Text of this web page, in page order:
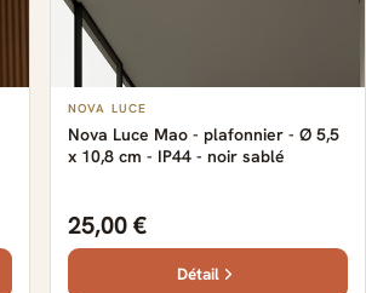
NOVA LUCE
Nova Luce Mao - plafonnier - Ø 5,5
x 10,8 cm - IP44 - noir sablé
25,00 €
Détail